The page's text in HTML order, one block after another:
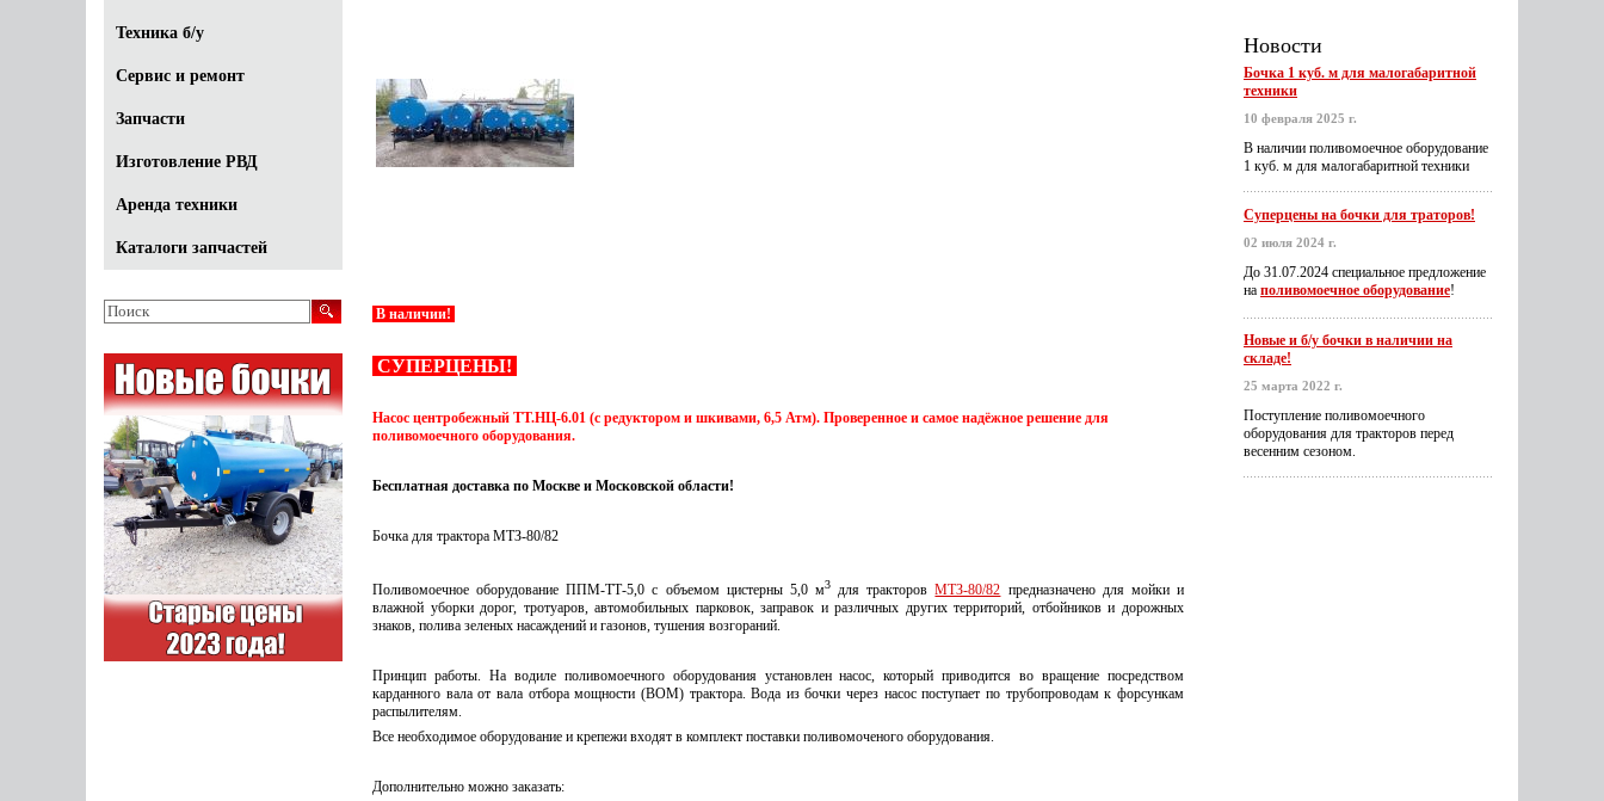
В наличии!
СУПЕРЦЕНЫ!
Насос центробежный ТТ.НЦ-6.01 (с редуктором и шкивами, 6,5 Атм). Проверенное и самое надёжное решение для
поливомоечного оборудования.
Бесплатная доставка по Москве и Московской области!
Бочка для трактора МТЗ-80/82
Поливомоечное оборудование ППМ-ТТ-5,0 с объемом цистерны 5,0 м3 для тракторовМТЗ-80/82 предназначено для мойки и
влажной уборки дорог, тротуаров, автомобильных парковок, заправок и различных других территорий, отбойников и дорожных
знаков, полива зеленых насаждений и газонов, тушения возгораний.
Принцип работы. На водиле поливомоечного оборудования установлен насос, который приводится во вращение посредством
карданного вала от вала отбора мощности (ВОМ) трактора. Вода из бочки через насос поступает по трубопроводам к форсункам
распылителям.
Все необходимое оборудование и крепежи входят в комплект поставки поливомоченого оборудования.
Дополнительно можно заказать:
Техника б/у
Сервис и ремонт
Запчасти
Изготовление РВД
Аренда техники
Каталоги запчастей
Новости
Бочка 1 куб. м для малогабаритной
техники
10 февраля 2025 г.
В наличии поливомоечное оборудование
1 куб. м для малогабаритной техники
Суперцены на бочки для траторов!
02 июля 2024 г.
До 31.07.2024 специальное предложение
на поливомоечное оборудование!
Новые и б/у бочки в наличии на
складе!
25 марта 2022 г.
Поступление поливомоечного
оборудования для тракторов перед
весенним сезоном.